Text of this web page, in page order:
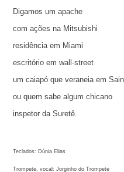
Digamos um apache
com ações na Mitsubishi
residência em Miami
escritório em wall-street
um caiapó que veraneia em
ou quem sabe algum chicano
inspetor da Suretê.
Teclados: Dúnia Elias
Trompete, vocal: Jorginho do Trompete